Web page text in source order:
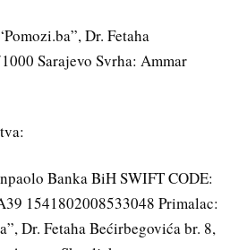
Dr. Fetaha
Sarajevo Svrha: Ammar
Banka BiH SWIFT CODE:
1541802008533048 Primalac:
Dr. Fetaha Bećirbegovića br. 8,